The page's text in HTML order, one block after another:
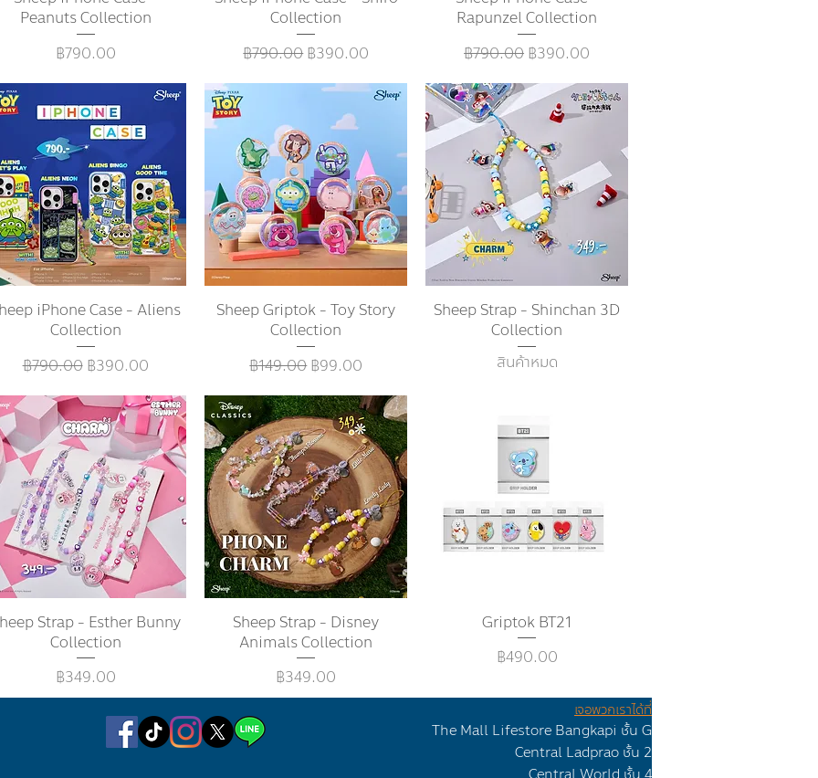
Peanuts Collection
ราคา
฿790.00
Collection
ราคาปกติ
฿790.00ราคาขายลด
฿390.00
Rapunzel Collection
ราคาปกติ
฿790.00 ราคาขายลด
฿390.00
ดูข้อมูลด่วน
iPhone Case - Aliens
Collection
ราคาปกติ
฿790.00 ราคาขายลด
฿390.00
ดูข้อมูลด่วน
Sheep Griptok - Toy Story
Collection
ราคาปกติ
฿149.00ราคาขายลด
฿99.00
ดูข้อมูลด่วน
Sheep Strap - Shinchan 3D
Collection
สินค้าหมด
ดูข้อมูลด่วน
Strap - Esther Bunny
Collection
ราคา
฿349.00
ดูข้อมูลด่วน
Sheep Strap - Disney
Animals Collection
ราคา
฿349.00
ดูข้อมูลด่วน
Griptok BT21
ราคา
฿490.00
เจอพวกเราได้ที่
The Mall Lifestore Bangkapi ชั้น G
Ceทtral Ladprao ชั้น 2